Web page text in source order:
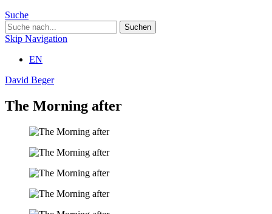
Suche
Skip Navigation
EN
David Beger
The Morning after